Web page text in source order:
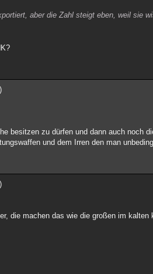
aber die Zahl steigt eben, weil sie
besitzen zu dürfen und dann auch noch
und dem Irren den man
die machen das wie die großen im